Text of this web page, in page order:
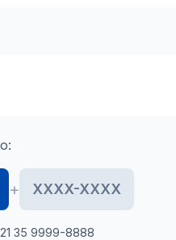
+ XXXX-XXXX
35 9999-8888